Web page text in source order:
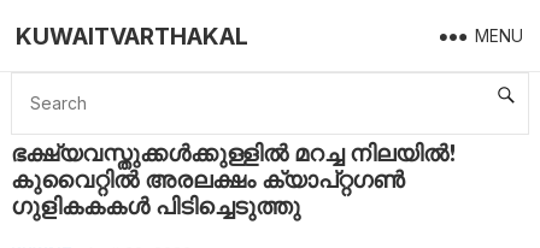
KUWAITVARTHAKAL MENU
Home Kuwait
ഭക്ഷ്യവസ്തുക്കൾക്കുള്ളിൽ മറച്ച നിലയിൽ!
കുവൈറ്റിൽ അരലക്ഷം ക്യാപ്റ്റഗൺ
ഗുളികകകൾ പിടിച്ചെടുത്തു